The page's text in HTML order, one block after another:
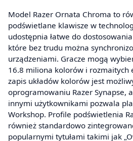
Model Razer Ornata Chroma to
podświetlane klawisze w
udostępnia łatwe do
które bez trudu można
urządzeniami. Gracze mogą
16.8 miliona kolorów i rozmaitych
zapis układów kolorów jest
oprogramowaniu Razer Synapse,
innymi użytkownikami pozwala
Workshop. Profile podświetlenia
również standardowo
popularnymi tytułami takimi jak